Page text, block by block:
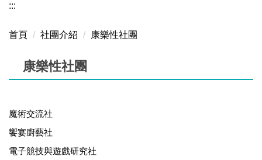
:::
首頁 社團介紹 康樂性社團
康樂性社團
魔術交流社
饗宴廚藝社
電子競技與遊戲研究社